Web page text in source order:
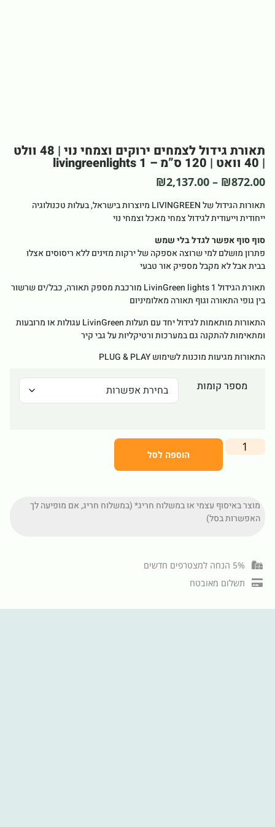
תאורת גידול לצמחים ירוקים וצמחי נוי | 48 וולט
| 40 וואט | 120 ס”מ – livingreenlights 1
₪872.00
–
₪2,137.00
תאורות הגידול של LIVINGREEN מיוצרות בישראל, בעלות טכנולוגיה
ייחודית וייעודית לגידול צמחי מאכל וצמחי נוי
סוף סוף אפשר לגדל בלי שמש
פתרון מושלם למי שרוצה אספקה של ירקות מזינים ללא ריסוסים אצלו
בבית אבל לא מקבל מספיק אור טבעי
תאורת הגידול LivinGreen lights 1 מורכבת מספק תאורה, כבל/ים שרשור
בין גופי התאורה וגוף תאורה מאלומיניום
התאורות מותאמות לגידול יחד עם תעלות LivinGreen עגולות או מרובעות
ומתאימות להתקנה גם במערכות ורטיקליות על גבי קיר
התאורות מגיעות מוכנות לשימוש PLUG & PLAY
מספר קומות
הוספה לסל
מוצר באיסוף עצמי או במשלוח חריג* (במשלוח חריג, אם מופיעה לך
האפשרות בסל)
5% הנחה למצטרפים חדשים
תשלום מאובטח